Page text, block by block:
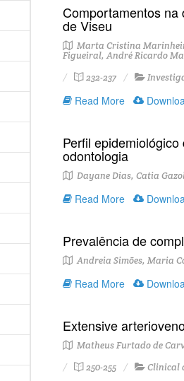
Comportamentos na
de Viseu
Marta Cristina
Figueiral, André Ricardo
232-237
Read More
Perfil
odontologia
Dayane Dias, Catia
Read More
Prevalência de
Andreia Simões, Maria
Read More
Extensive
Matheus Furtado de
250-255
Clinical